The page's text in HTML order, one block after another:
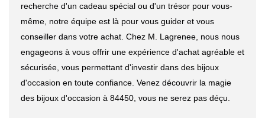
recherche d'un cadeau spécial ou d'un trésor pour vous-
même, notre équipe est là pour vous guider et vous
conseiller dans votre achat. Chez M. Lagrenee, nous nous
engageons à vous offrir une expérience d'achat agréable et
sécurisée, vous permettant d'investir dans des bijoux
d'occasion en toute confiance. Venez découvrir la magie
des bijoux d'occasion à 84450, vous ne serez pas déçu.